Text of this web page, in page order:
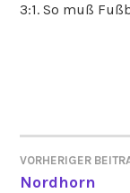
3:1. So muß
VORHERIGER
Nordhorn